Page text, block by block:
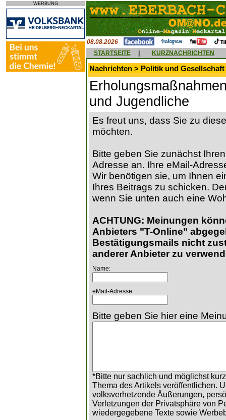
WERBUNG
08.08.2026
STARTSEITE
KURZNACHRICHTEN
Nachrichten > Politik und Gesellschaft
und Jugendliche
Es freut uns, dass Sie zu
möchten.
Bitte geben Sie zunächst
Adresse an. Ihre eMail-
Wir benötigen sie, um Ihnen
Ihres Beitrags zu schicken.
wenn Sie unten auch eine
ACHTUNG: Meinungen
Anbieters "T-Online"
Bestätigungsmails nicht
anderer Anbieter zu
Name:
eMail-Adresse:
Bitte geben Sie hier eine
*Bitte nur sachlich und möglichst
Thema des Artikels veröffentlichen.
volksverhetzende Äußerungen,
Verletzungen der Privatsphäre von
wiedergegebene Texte sowie